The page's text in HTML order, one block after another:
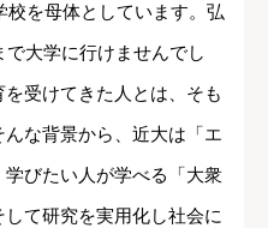
校を母体としています。弘
大学に行けませんでし
受けてきた人とは、そも
な背景から、近大は「エ
びたい人が学べる「大衆
て研究を実用化し社会に